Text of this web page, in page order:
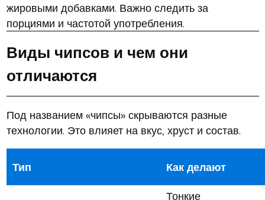
жировыми добавками. Важно следить за
порциями и частотой употребления.
Виды чипсов и чем они
отличаются
Под названием «чипсы» скрываются разные
технологии. Это влияет на вкус, хруст и состав.
Тип Как делают
Тонкие